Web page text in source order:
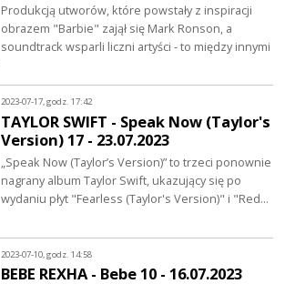
Produkcją utworów, które powstały z inspiracji
obrazem "Barbie" zajął się Mark Ronson, a
soundtrack wsparli liczni artyści - to między innymi
2023-07-17, godz. 17:42
TAYLOR SWIFT - Speak Now (Taylor's
Version) 17 - 23.07.2023
„Speak Now (Taylor’s Version)” to trzeci ponownie
nagrany album Taylor Swift, ukazujący się po
wydaniu płyt "Fearless (Taylor's Version)" i "Red…
2023-07-10, godz. 14:58
BEBE REXHA - Bebe 10 - 16.07.2023